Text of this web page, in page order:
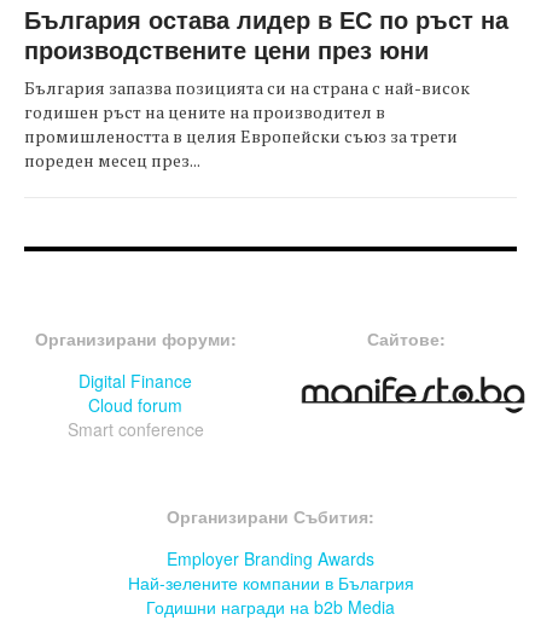
България остава лидер в ЕС по ръст на
производствените цени през юни
България запазва позицията си на страна с най-висок
годишен ръст на цените на производител в
промишлеността в целия Европейски съюз за трети
пореден месец през...
Организирани форуми:
Digital Finance
Cloud forum
Smart conference
Сайтове:
Организирани Събития:
Employer Branding Awards
Най-зелените компании в Бълагрия
Годишни награди на b2b Media